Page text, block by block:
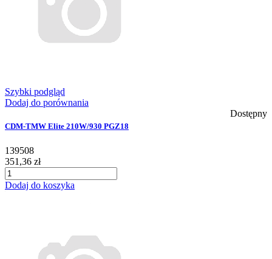
Szybki podgląd
Dodaj do porównania
Dostępny
CDM-TMW Elite 210W/930 PGZ18
139508
351,36 zł
Dodaj do koszyka